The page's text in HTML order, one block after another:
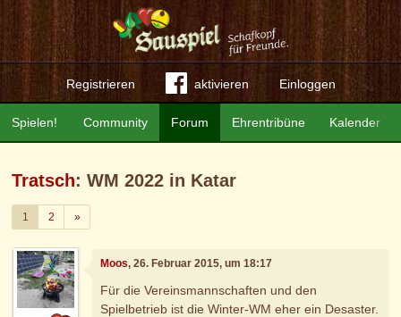
Registrieren aktivieren Einloggen
Community Forum Ehrentribüne Kalender
Spielen!
Tratsch: WM 2022 in Katar
1 2 »Weiter
Moos, 26. Februar 2015, um 18:17
Für die Vereinsmannschaften und den
Spielbetrieb ist die Winter-WM eher ein Desaster.